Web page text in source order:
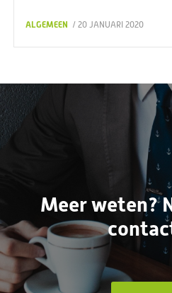
ALGEMEEN / 20 JANUARI 2020
Meer weten?